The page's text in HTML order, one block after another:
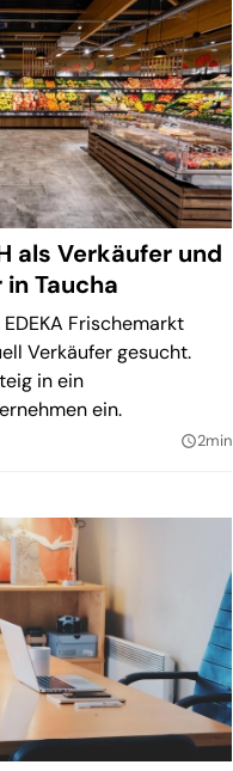
als Verkäufer und
Taucha
Frischemarkt
Verkäufer gesucht.
in ein
ein.
query_builder2min